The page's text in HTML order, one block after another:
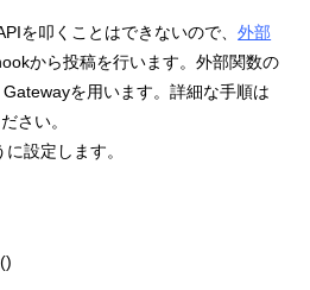
を叩くことはできないので、外部
から投稿を行います。外部関数の
を用います。詳細な手順は
さい。
設定します。